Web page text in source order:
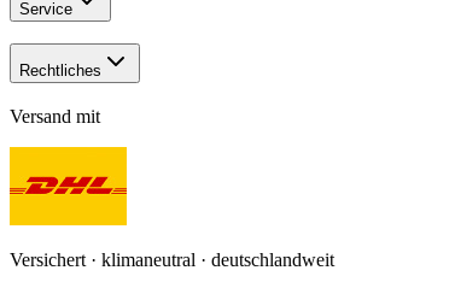
Service
Rechtliches
Versand mit
Versichert · klimaneutral · deutschlandweit